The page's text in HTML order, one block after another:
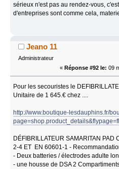
sérieux n'est pas au rendez-vous,
d'entreprises sont comme cela,
Jeano 11
Administrateur
« Réponse #92 le: 09
Pour les secouristes le
Unitaire de 1 645.€ chez ....
http://www.boutique-lesdauphins.fr/
DÉFIBRILLATEUR SAMARITAN
2-4 ET EN 60601-1 -
- Deux batteries / électrodes adulte
- une housse de DSA 2